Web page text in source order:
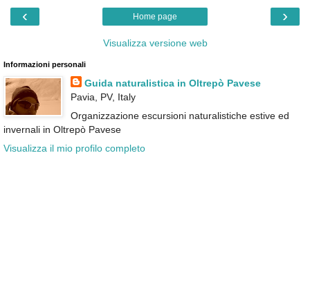
‹ ›
Home page
Visualizza versione web
Informazioni personali
Guida naturalistica in Oltrepò Pavese
Pavia, PV, Italy
Organizzazione escursioni naturalistiche estive ed
invernali in Oltrepò Pavese
Visualizza il mio profilo completo